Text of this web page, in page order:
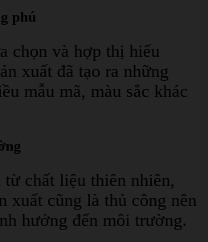
phú
chọn và hợp thị hiếu
xuất đã tạo ra những
mẫu mã, màu sắc khác
chất liệu thiên nhiên,
xuất cũng là thủ công nên
hưởng đến môi trường.